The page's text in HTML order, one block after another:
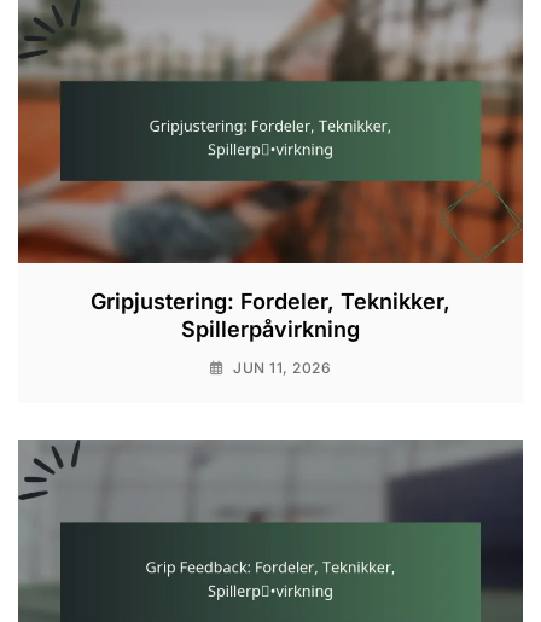
Gripjustering: Fordeler, Teknikker,
Spillerpåvirkning
JUN 11, 2026